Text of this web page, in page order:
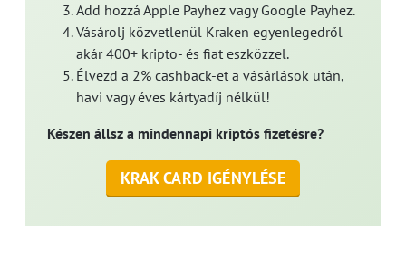
Add hozzá Apple Payhez vagy Google Payhez.
Vásárolj közvetlenül Kraken egyenlegedről
akár 400+ kripto- és fiat eszközzel.
Élvezd a 2% cashback-et a vásárlások után,
havi vagy éves kártyadíj nélkül!
Készen állsz a mindennapi kriptós fizetésre?
KRAK CARD IGÉNYLÉSE